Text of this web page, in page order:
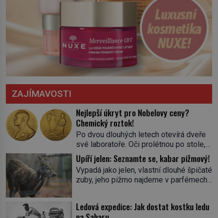
ZAJÍMAVOSTI
Nejlepší úkryt pro Nobelovy ceny?
Chemický roztok!
Po dvou dlouhých letech otevírá dveře
své laboratoře. Oči prolétnou po stole,
aby pak ulpěly na regálu, kde se nachází
všemožné látky. Hledá žluto-oranžovou
tekutinu, jakmile ji zahlédne, nesmírně
se mu uleví. Teď může svůj plán
skrývá směs s názvem lučavka
královská. Svůj přídomek nemá pro nic
Upíří jelen: Seznamte se, kabar pižmový!
Vypadá jako jelen, vlastní dlouhé špičaté
zuby, jeho pižmo najdeme v parfémech
jediného zástupce zvířecí říše – kabara
Ledová expedice: Jak dostat kostku ledu